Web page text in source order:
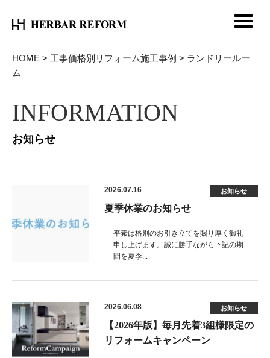
HOME > 工事価格別リフォーム施工事例 > ランドリールー
ム
INFORMATION
お知らせ
2026.07.16 お知らせ
夏季休業のお知らせ
平素は格別のお引き立てを賜り厚く御礼
申し上げます。誠に勝手ながら下記の期
間を夏季...
2026.06.08 お知らせ
【2026年版】毎月先着3組様限定の
リフォームキャンペーン